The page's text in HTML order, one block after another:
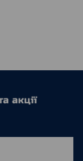
акції